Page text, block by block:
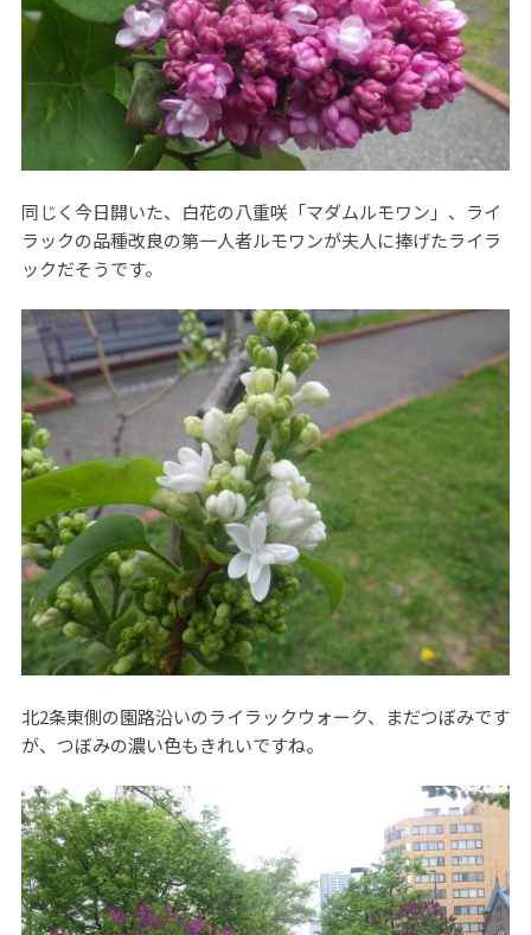
同じく今日開いた、白花の八重咲「マダムルモワン」、ライ
ラックの品種改良の第一人者ルモワンが夫人に捧げたライラ
ックだそうです。
北2条東側の園路沿いのライラックウォーク、まだつぼみです
が、つぼみの濃い色もきれいですね。